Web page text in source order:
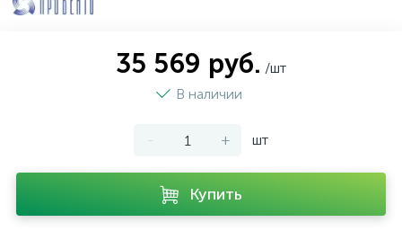
35 569 руб. /шт
В наличии
- + шт
Купить